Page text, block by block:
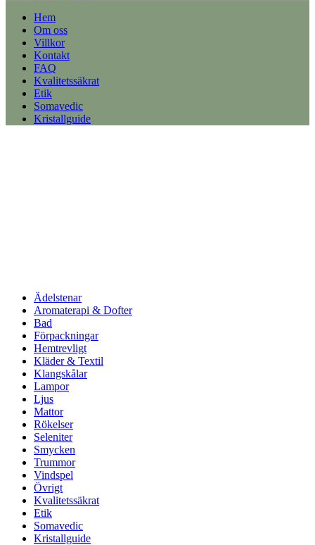
Hem
Om oss
Villkor
Kontakt
FAQ
Kvalitetssäkrat
Etik
Somavedic
Kristallguide
Ädelstenar
Aromaterapi & Dofter
Bad
Förpackningar
Hemtrevligt
Kläder & Textil
Klangskålar
Lampor
Ljus
Mattor
Rökelser
Seleniter
Smycken
Trummor
Vindspel
Övrigt
Kvalitetssäkrat
Etik
Somavedic
Kristallguide